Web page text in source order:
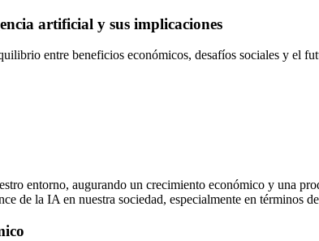
artificial y sus implicaciones
entre beneficios económicos, desafíos sociales y el
entorno, augurando un crecimiento económico y una
de la IA en nuestra sociedad, especialmente en términos